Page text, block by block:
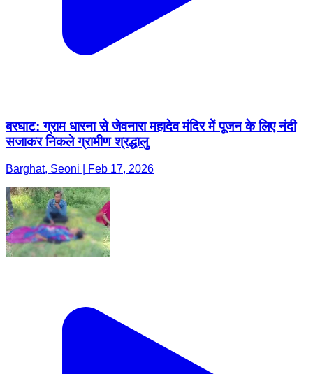
बरघाट: ग्राम धारना से जेवनारा महादेव मंदिर में पूजन के लिए नंदी
सजाकर निकले ग्रामीण श्रद्धालु
Barghat, Seoni | Feb 17, 2026